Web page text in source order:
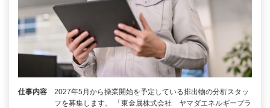
仕事内容
2027年5月から操業開始を予定している排出物の分析スタッ
フを募集します。 「東金属株式会社 ヤマダエネルギープラ